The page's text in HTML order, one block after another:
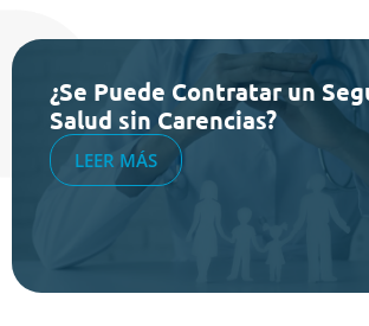
¿Se Puede Contratar un
Salud sin Carencias?
LEER MÁS